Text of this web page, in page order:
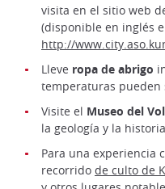
visita en el sitio web
(disponible en inglés
http://
Lleve ropa de abrigo
temperaturas pueden
Visite el Museo del
la geología y la
Para una experiencia
recorrido de culto de